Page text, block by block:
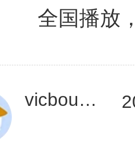
全国播放
vicbourne